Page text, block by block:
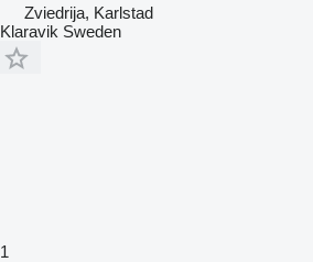
Zviedrija, Karlstad
Klaravik Sweden
1